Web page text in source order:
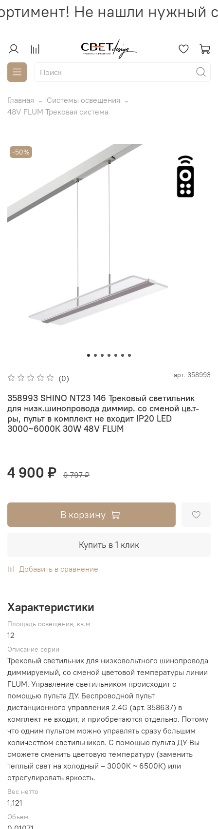
Не нашли нужный
Главная
Системы освещения
48V FLUM Трековая система
-50%
(0) арт. 358993
358993 SHINO NT23 146 Трековый светильник
для низк.шинопровода диммир. со сменой цв.т-
ры, пульт в комплект не входит IP20 LED
3000~6000К 30W 48V FLUM
4 900 ₽ 9 797 ₽
В корзину
Купить в 1 клик
Добавить в сравнение
Характеристики
Площадь освещения, кв.м
12
Описание серии
Трековый светильник для низковольтного шинопровода
диммируемый, со сменой цветовой температуры линии
FLUM. Управление светильником происходит с
помощью пульта ДУ. Беспроводной пульт
дистанционного управления 2.4G (арт. 358637) в
комплект не входит, и приобретаются отдельно. Потому
что одним пультом можно управлять сразу большим
количеством светильников. С помощью пульта ДУ Вы
сможете сменить цветовую температуру (заменить
теплый свет на холодный – 3000К ~ 6500К) или
отрегулировать яркость.
Вес нетто
1,121
Объем